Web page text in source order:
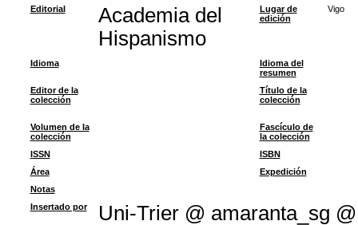
Editorial
Academia del
Hispanismo
Lugar de
edición
Vigo
Idioma
Idioma del
resumen
Editor de la
colección
Título de la
colección
Volumen de la
colección
Fascículo de
la colección
ISSN
ISBN
Área
Expedición
Notas
Insertado por
Uni-Trier @ amaranta_sg @